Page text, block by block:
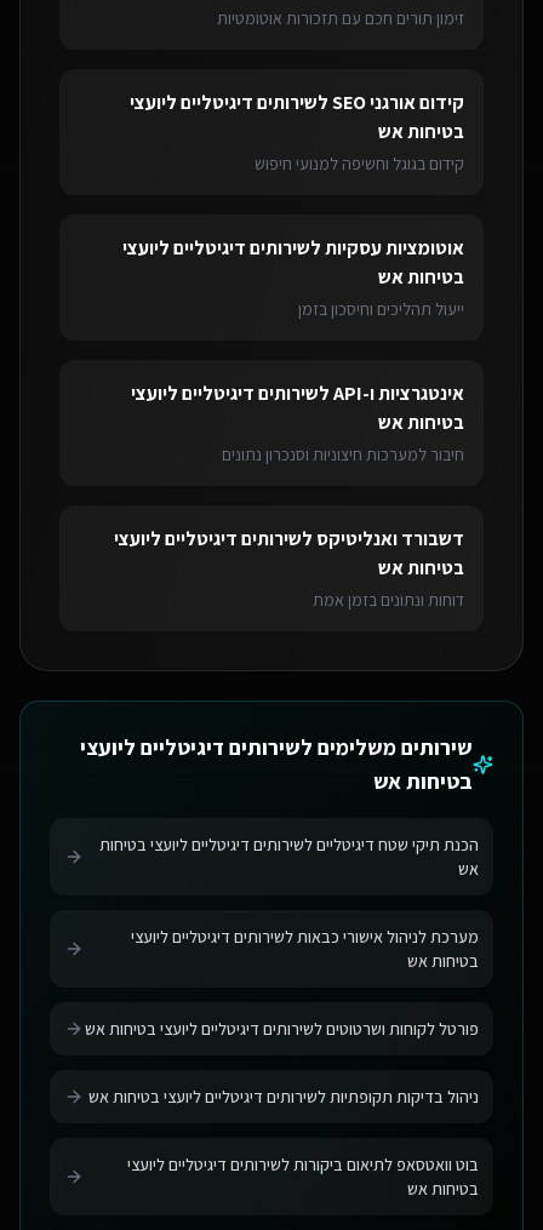
זימון תורים חכם עם תזכורות אוטומטיות
קידום אורגני SEO לשירותים דיגיטליים ליועצי
בטיחות אש
קידום בגוגל וחשיפה למנועי חיפוש
אוטומציות עסקיותלשירותים דיגיטליים ליועצי
בטיחות אש
ייעול תהליכים וחיסכון בזמן
אינטגרציות ו-API לשירותים דיגיטליים ליועצי
בטיחות אש
חיבור למערכות חיצוניות וסנכרון נתונים
דשבורד ואנליטיקס לשירותים דיגיטליים ליועצי
בטיחות אש
דוחות ונתונים בזמן אמת
שירותים משלימים לשירותים דיגיטליים ליועצי
בטיחות אש
הכנת תיקי שטח דיגיטליים לשירותים דיגיטליים ליועצי בטיחות
אש
מערכת לניהול אישורי כבאות לשירותים דיגיטליים ליועצי
בטיחות אש
פורטל לקוחות ושרטוטים לשירותים דיגיטליים ליועצי בטיחות אש
ניהול בדיקות תקופתיות לשירותים דיגיטליים ליועצי בטיחות אש
בוט וואטסאפ לתיאום ביקורות לשירותים דיגיטליים ליועצי
בטיחות אש